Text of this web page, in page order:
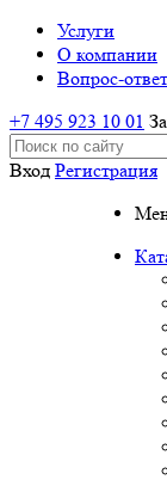
Услуги
О компании
Вопрос-ответ
+7 495 923 10 01
Вход Регистрация